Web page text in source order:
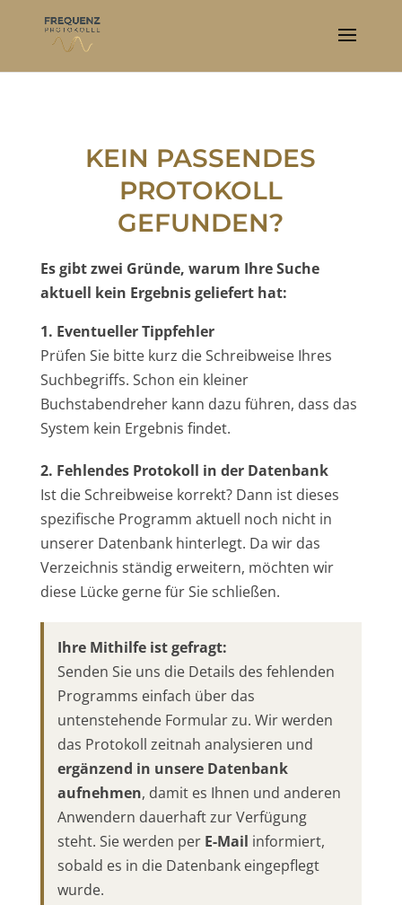
KEIN PASSENDES
PROTOKOLL
GEFUNDEN?
Es gibt zwei Gründe, warum Ihre Suche
aktuell kein Ergebnis geliefert hat:
1. Eventueller Tippfehler
Prüfen Sie bitte kurz die Schreibweise Ihres
Suchbegriffs. Schon ein kleiner
Buchstabendreher kann dazu führen, dass das
System kein Ergebnis findet.
2. Fehlendes Protokoll in der Datenbank
Ist die Schreibweise korrekt? Dann ist dieses
spezifische Programm aktuell noch nicht in
unserer Datenbank hinterlegt. Da wir das
Verzeichnis ständig erweitern, möchten wir
diese Lücke gerne für Sie schließen.
Ihre Mithilfe ist gefragt:
Senden Sie uns die Details des fehlenden
Programms einfach über das
untenstehende Formular zu. Wir werden
das Protokoll zeitnah analysieren und
ergänzend in unsere Datenbank
aufnehmen, damit es Ihnen und anderen
Anwendern dauerhaft zur Verfügung
steht. Sie werden per E-Mail informiert,
sobald es in die Datenbank eingepflegt
wurde.